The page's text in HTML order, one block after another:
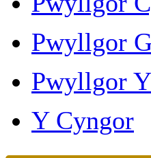
Pwyllgor
Pwyllgor
Y Cyngor